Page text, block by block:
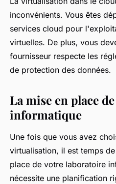
inconvénients. Vous êtes
services cloud pour
virtuelles. De plus, vous
fournisseur respecte les
de protection des données.
La mise en place
informatique
Une fois que vous avez
virtualisation, il est temps
place de votre laboratoire
nécessite une planification